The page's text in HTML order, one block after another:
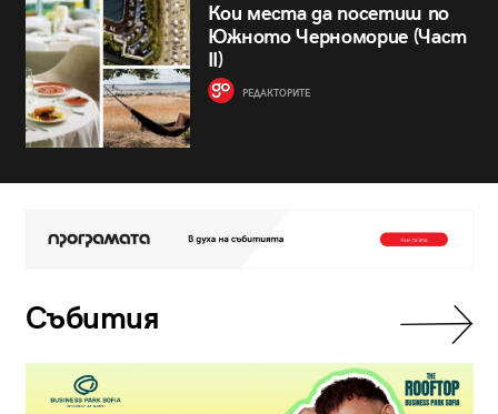
Кои места да посетиш по
Южното Черноморие (Част
II)
РЕДАКТОРИТЕ
Събития